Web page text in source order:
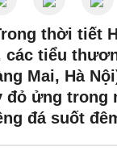
thời tiết
các tiểu
Mai, Hà
đỏ ửng trong
đá suốt